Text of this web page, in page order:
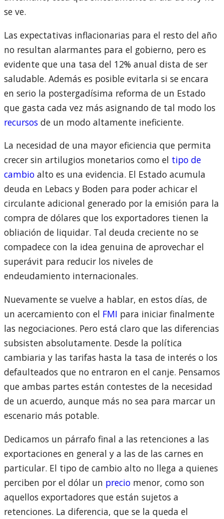
se ve.
Las expectativas inflacionarias para el resto del año
no resultan alarmantes para el gobierno, pero es
evidente que una tasa del 12% anual dista de ser
saludable. Además es posible evitarla si se encara
en serio la postergadísima reforma de un Estado
que gasta cada vez más asignando de tal modo los
recursos de un modo altamente ineficiente.
La necesidad de una mayor eficiencia que permita
crecer sin artilugios monetarios como el tipo de
cambio alto es una evidencia. El Estado acumula
deuda en Lebacs y Boden para poder achicar el
circulante adicional generado por la emisión para la
compra de dólares que los exportadores tienen la
obliación de liquidar. Tal deuda creciente no se
compadece con la idea genuina de aprovechar el
superávit para reducir los niveles de
endeudamiento internacionales.
Nuevamente se vuelve a hablar, en estos días, de
un acercamiento con el FMI para iniciar finalmente
las negociaciones. Pero está claro que las diferencias
subsisten absolutamente. Desde la política
cambiaria y las tarifas hasta la tasa de interés o los
defaulteados que no entraron en el canje. Pensamos
que ambas partes están contestes de la necesidad
de un acuerdo, aunque más no sea para marcar un
escenario más potable.
Dedicamos un párrafo final a las retenciones a las
exportaciones en general y a las de las carnes en
particular. El tipo de cambio alto no llega a quienes
perciben por el dólar un precio menor, como son
aquellos exportadores que están sujetos a
retenciones. La diferencia, que se la queda el